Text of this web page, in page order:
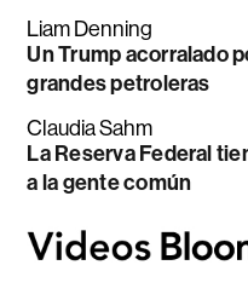
Liam Denning
Un Trump acorralado
grandes petroleras
Claudia Sahm
La Reserva Federal
a la gente común